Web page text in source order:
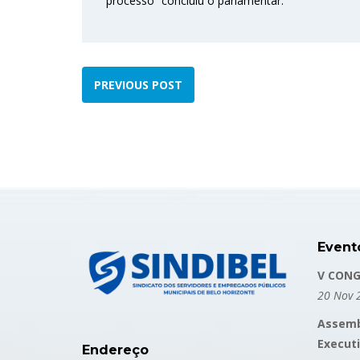
PREVIOUS POST
Endereço
V
20 Nov